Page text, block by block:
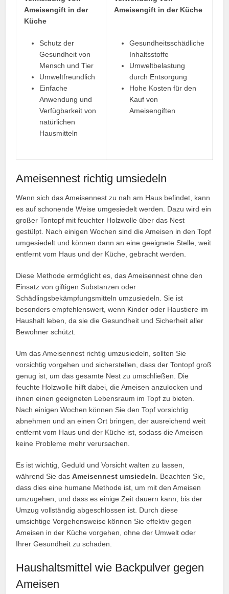
Ameisengift in der
Küche
Ameisengift in der Küche
Schutz der
Gesundheit von
Mensch und Tier
Umweltfreundlich
Einfache
Anwendung und
Verfügbarkeit von
natürlichen
Hausmitteln
Gesundheitsschädliche
Inhaltsstoffe
Umweltbelastung
durch Entsorgung
Hohe Kosten für den
Kauf von
Ameisengiften
Ameisennest richtig umsiedeln
Wenn sich das Ameisennest zu nah am Haus befindet, kann
es auf schonende Weise umgesiedelt werden. Dazu wird ein
großer Tontopf mit feuchter Holzwolle über das Nest
gestülpt. Nach einigen Wochen sind die Ameisen in den Topf
umgesiedelt und können dann an eine geeignete Stelle, weit
entfernt vom Haus und der Küche, gebracht werden.
Diese Methode ermöglicht es, das Ameisennest ohne den
Einsatz von giftigen Substanzen oder
Schädlingsbekämpfungsmitteln umzusiedeln. Sie ist
besonders empfehlenswert, wenn Kinder oder Haustiere im
Haushalt leben, da sie die Gesundheit und Sicherheit aller
Bewohner schützt.
Um das Ameisennest richtig umzusiedeln, sollten Sie
vorsichtig vorgehen und sicherstellen, dass der Tontopf groß
genug ist, um das gesamte Nest zu umschließen. Die
feuchte Holzwolle hilft dabei, die Ameisen anzulocken und
ihnen einen geeigneten Lebensraum im Topf zu bieten.
Nach einigen Wochen können Sie den Topf vorsichtig
abnehmen und an einen Ort bringen, der ausreichend weit
entfernt vom Haus und der Küche ist, sodass die Ameisen
keine Probleme mehr verursachen.
Es ist wichtig, Geduld und Vorsicht walten zu lassen,
während Sie dasAmeisennest umsiedeln . Beachten Sie,
dass dies eine humane Methode ist, um mit den Ameisen
umzugehen, und dass es einige Zeit dauern kann, bis der
Umzug vollständig abgeschlossen ist. Durch diese
umsichtige Vorgehensweise können Sie effektiv gegen
Ameisen in der Küche vorgehen, ohne der Umwelt oder
Ihrer Gesundheit zu schaden.
Haushaltsmittel wie Backpulver gegen
Ameisen